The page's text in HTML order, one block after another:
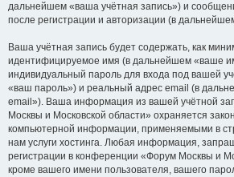
дальнейшем «ваша учётная запись») и
после регистрации и авторизации (в
Ваша учётная запись будет содержать, как
идентифицируемое имя (в дальнейшем «ваше
индивидуальный пароль для входа под вашей
«ваш пароль») и реальный адрес email (в
email»). Ваша информация из вашей учётной
Москвы и Московской области» охраняется
компьютерной информации, применяемыми в
нам услуги хостинга. Любая информация,
регистрации в конференции «Форум Москвы и
кроме вашего имени пользователя, вашего